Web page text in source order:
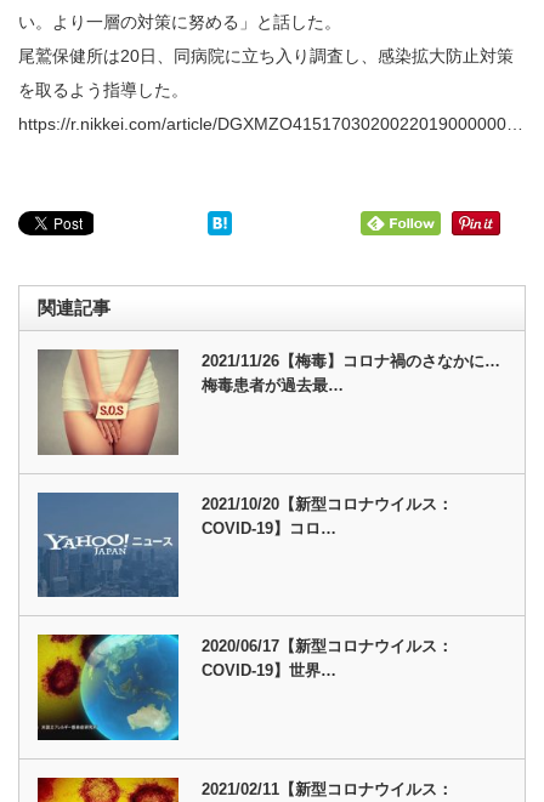
い。より一層の対策に努める」と話した。
尾鷲保健所は20日、同病院に立ち入り調査し、感染拡大防止対策
を取るよう指導した。
https://r.nikkei.com/article/DGXMZO4151703020022019000000…
関連記事
2021/11/26【梅毒】コロナ禍のさなかに…
梅毒患者が過去最…
2021/10/20【新型コロナウイルス：
COVID-19】コロ…
2020/06/17【新型コロナウイルス：
COVID-19】世界…
2021/02/11【新型コロナウイルス：